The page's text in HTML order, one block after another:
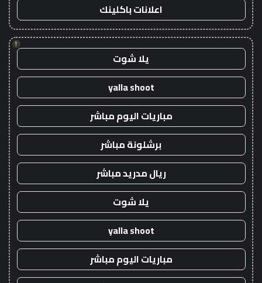
اعلانات باكلينك
!
يلا شوت
yalla shoot
مباريات اليوم مباشر
برشلونة مباشر
ريال مدريد مباشر
يلا شوت
yalla shoot
مباريات اليوم مباشر